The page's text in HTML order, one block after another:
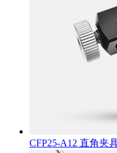
CFP25-A12 直角夹